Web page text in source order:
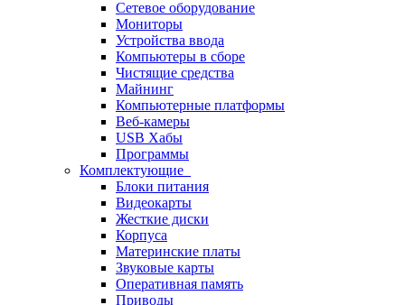
Сетевое оборудование
Мониторы
Устройства ввода
Компьютеры в сборе
Чистящие средства
Майнинг
Компьютерные платформы
Веб-камеры
USB Хабы
Программы
Комплектующие
Блоки питания
Видеокарты
Жесткие диски
Корпуса
Материнские платы
Звуковые карты
Оперативная память
Приводы